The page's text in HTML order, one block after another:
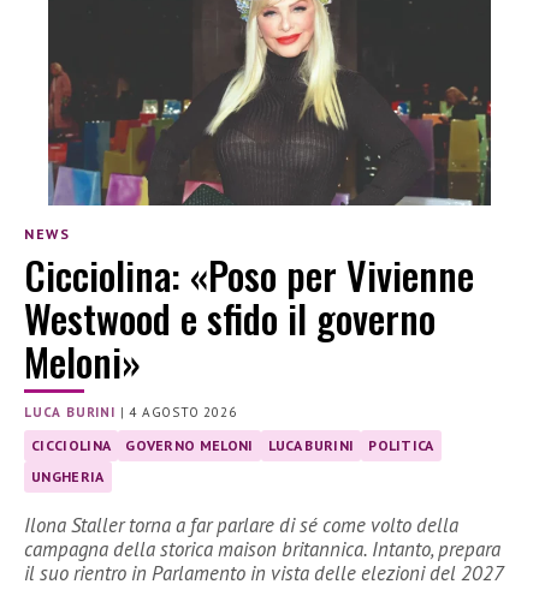
NEWS
Cicciolina: «Poso per Vivienne
Westwood e sfido il governo
Meloni»
LUCA BURINI |4 AGOSTO 2026
CICCIOLINA GOVERNO MELONI LUCA BURINI
POLITICA
UNGHERIA
Ilona Staller torna a far parlare di sé come volto della
campagna della storica maison britannica. Intanto, prepara
il suo rientro in Parlamento in vista delle elezioni del 2027